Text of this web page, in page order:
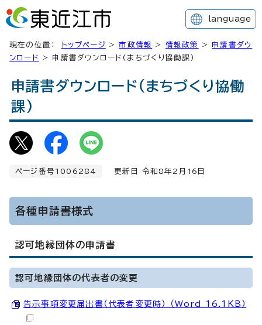
language
現在の位置： トップページ >市政情報 > 情報政策 > 申請書ダウ
ンロード
> 申請書ダウンロード(まちづくり協働課)
申請書ダウンロード(まちづくり協働
課)
ページ番号1006284 更新日 令和8年2月 16 日
各種申請書様式
認可地縁団体の申請書
認可地縁団体の代表者の変更
告示事項変更届出書（代表者変更時） （Word 16.1KB）